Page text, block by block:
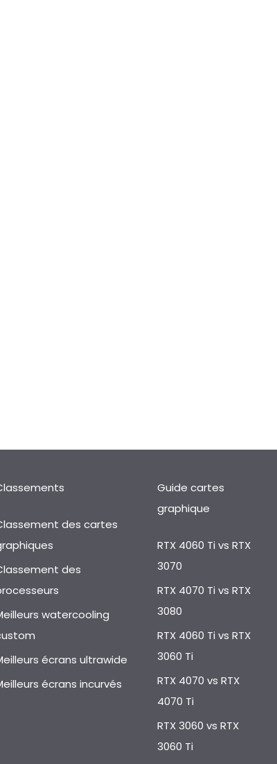
des cartes
des
watercooling
écrans ultrawide
écrans incurvés
Guide cartes
graphique
RTX 4060 Ti vs RTX
3070
RTX 4070 Ti vs RTX
3080
RTX 4060 Ti vs RTX
3060 Ti
RTX 4070 vs RTX
4070 Ti
RTX 3060 vs RTX
3060 Ti